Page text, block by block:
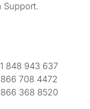
Support.
848 943 637
866 708 4472
866 368 8520